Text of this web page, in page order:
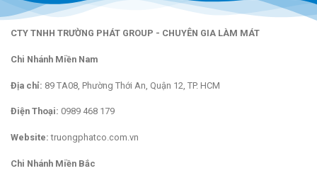
CTY TNHH TRƯỜNG PHÁT GROUP - CHUYÊN GIA LÀM MÁT
Chi Nhánh Miền Nam
Địa chỉ: 89 TA08, Phường Thới An, Quận 12, TP. HCM
Điện Thoại: 0989 468 179
Website: truongphatco.com.vn
Chi Nhánh Miền Bắc